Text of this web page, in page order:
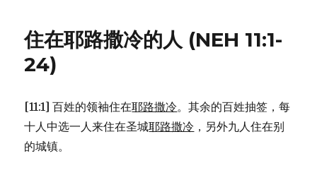
各
政
长
住在耶路撒冷的人 (NEH 11:1-
24)
[11:1] 百姓的领袖住在耶路撒冷。其余的百姓抽签，每
十人中选一人来住在圣城耶路撒冷 ，另外九人住在别
的城镇。